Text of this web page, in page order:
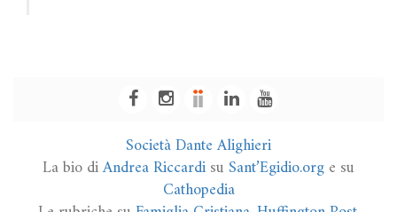
Società Dante Alighieri
La bio diAndrea RiccardisuSant’Egidio.orge su
Cathopedia